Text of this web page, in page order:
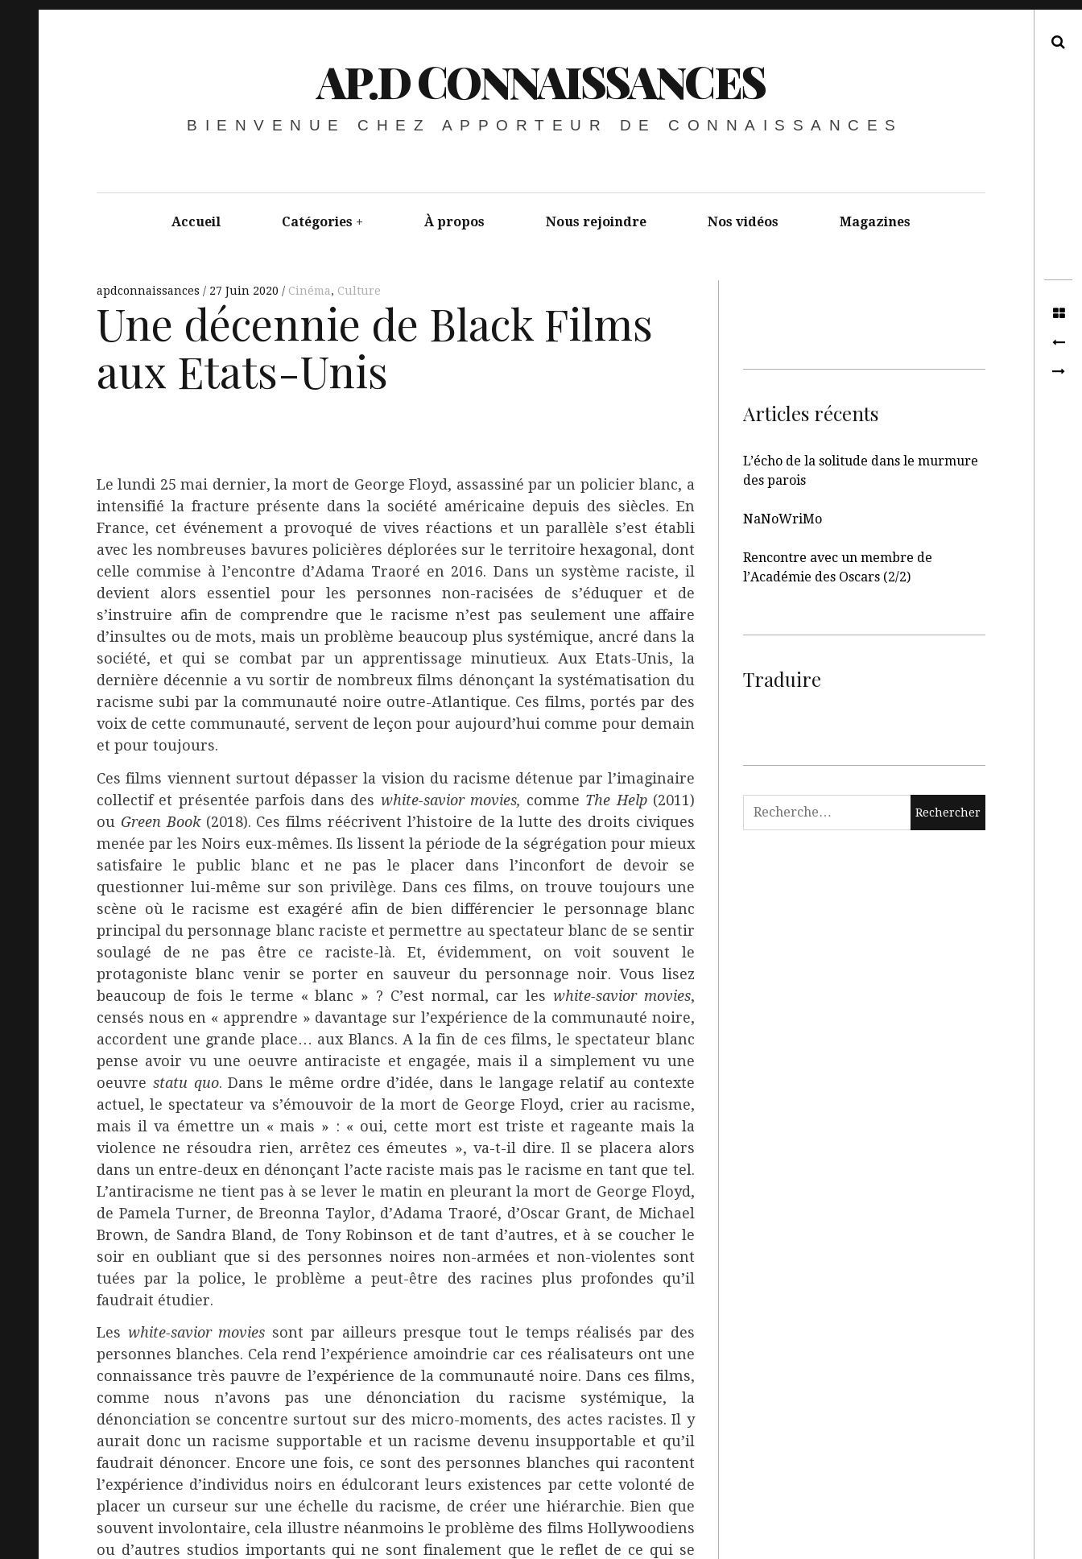
AP.D CONNAISSANCES
BIENVENUE CHEZ APPORTEUR DE CONNAISSANCES
Accueil Catégories À propos Nous rejoindre Nos vidéos Magazines
apdconnaissances 27 Juin 2020 Cinéma, Culture
Une décennie de Black Films
aux Etats-Unis
Le lundi 25 mai dernier, la mort de George Floyd, assassiné par un policier blanc, a
intensifié la fracture présente dans la société américaine depuis des siècles. En
France, cet événement a provoqué de vives réactions et un parallèle s’est établi
avec les nombreuses bavures policières déplorées sur le territoire hexagonal, dont
celle commise à l’encontre d’Adama Traoré en 2016. Dans un système raciste, il
devient alors essentiel pour les personnes non-racisées de s’éduquer et de
s’instruire afin de comprendre que le racisme n’est pas seulement une affaire
d’insultes ou de mots, mais un problème beaucoup plus systémique, ancré dans la
société, et qui se combat par un apprentissage minutieux. Aux Etats-Unis, la
dernière décennie a vu sortir de nombreux films dénonçant la systématisation du
racisme subi par la communauté noire outre-Atlantique. Ces films, portés par des
voix de cette communauté, servent de leçon pour aujourd’hui comme pour demain
et pour toujours.
Ces films viennent surtout dépasser la vision du racisme détenue par l’imaginaire
collectif et présentée parfois dans des white-savior movies, comme The Help(2011)
ou Green Book(2018). Ces films réécrivent l’histoire de la lutte des droits civiques
menée par les Noirs eux-mêmes. Ils lissent la période de la ségrégation pour mieux
satisfaire le public blanc et ne pas le placer dans l’inconfort de devoir se
questionner lui-même sur son privilège. Dans ces films, on trouve toujours une
scène où le racisme est exagéré afin de bien différencier le personnage blanc
principal du personnage blanc raciste et permettre au spectateur blanc de se sentir
soulagé de ne pas être ce raciste-là. Et, évidemment, on voit souvent le
protagoniste blanc venir se porter en sauveur du personnage noir. Vous lisez
beaucoup de fois le terme « blanc » ? C’est normal, car les white-savior movies,
censés nous en « apprendre » davantage sur l’expérience de la communauté noire,
accordent une grande place… aux Blancs. A la fin de ces films, le spectateur blanc
pense avoir vu une oeuvre antiraciste et engagée, mais il a simplement vu une
oeuvre statu quo. Dans le même ordre d’idée, dans le langage relatif au contexte
actuel, le spectateur va s’émouvoir de la mort de George Floyd, crier au racisme,
mais il va émettre un « mais » : « oui, cette mort est triste et rageante mais la
violence ne résoudra rien, arrêtez ces émeutes », va-t-il dire. Il se placera alors
dans un entre-deux en dénonçant l’acte raciste mais pas le racisme en tant que tel.
L’antiracisme ne tient pas à se lever le matin en pleurant la mort de George Floyd,
de Pamela Turner, de Breonna Taylor, d’Adama Traoré, d’Oscar Grant, de Michael
Brown, de Sandra Bland, de Tony Robinson et de tant d’autres, et à se coucher le
soir en oubliant que si des personnes noires non-armées et non-violentes sont
tuées par la police, le problème a peut-être des racines plus profondes qu’il
faudrait étudier.
Les white-savior movies sont par ailleurs presque tout le temps réalisés par des
personnes blanches. Cela rend l’expérience amoindrie car ces réalisateurs ont une
connaissance très pauvre de l’expérience de la communauté noire. Dans ces films,
comme nous n’avons pas une dénonciation du racisme systémique, la
dénonciation se concentre surtout sur des micro-moments, des actes racistes. Il y
aurait donc un racisme supportable et un racisme devenu insupportable et qu’il
faudrait dénoncer. Encore une fois, ce sont des personnes blanches qui racontent
l’expérience d’individus noirs en édulcorant leurs existences par cette volonté de
placer un curseur sur une échelle du racisme, de créer une hiérarchie. Bien que
souvent involontaire, cela illustre néanmoins le problème des films Hollywoodiens
ou d’autres studios importants qui ne sont finalement que le reflet de ce qui se
Articles récents
L’écho de la solitude dans le murmure
des parois
NaNoWriMo
Rencontre avec un membre de
l’Académie des Oscars (2/2)
Traduire